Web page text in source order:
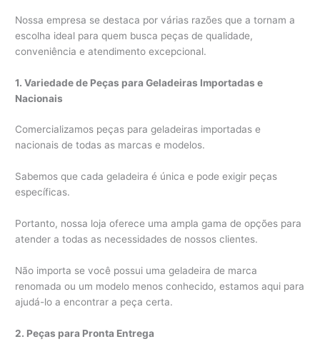
Nossa empresa se destaca por várias razões que a tornam a
escolha ideal para quem busca peças de qualidade,
conveniência e atendimento excepcional.
1. Variedade de Peças para Geladeiras Importadas e
Nacionais
Comercializamos peças para geladeiras importadas e
nacionais de todas as marcas e modelos.
Sabemos que cada geladeira é única e pode exigir peças
específicas.
Portanto, nossa loja oferece uma ampla gama de opções para
atender a todas as necessidades de nossos clientes.
Não importa se você possui uma geladeira de marca
renomada ou um modelo menos conhecido, estamos aqui para
ajudá-lo a encontrar a peça certa.
2. Peças para Pronta Entrega